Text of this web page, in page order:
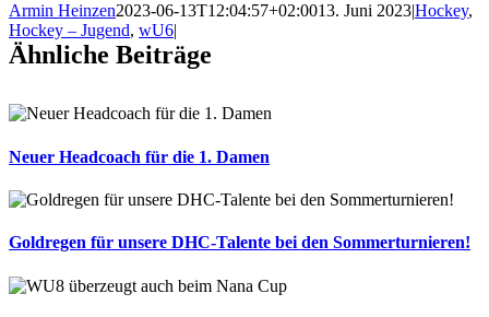
Armin Heinzen2023-06-13T12:04:57+02:0013. Juni 2023|Hockey,
Hockey – Jugend, wU6|
Ähnliche Beiträge
Neuer Headcoach für die 1. Damen
Goldregen für unsere DHC-Talente bei den Sommerturnieren!